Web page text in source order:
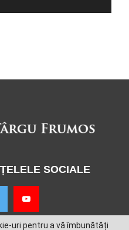
SOCIALE
uri pentru a vă îmbunătăți